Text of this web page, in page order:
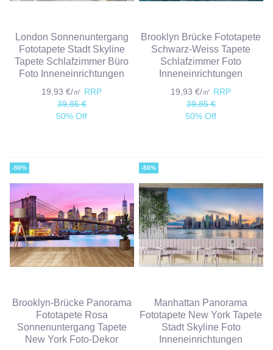
London Sonnenuntergang
Fototapete Stadt Skyline
Tapete Schlafzimmer Büro
Foto Inneneinrichtungen
19,93 €/㎡ RRP
39,85 €
50% Off
Brooklyn Brücke Fototapete
Schwarz-Weiss Tapete
Schlafzimmer Foto
Inneneinrichtungen
19,93 €/㎡ RRP
39,85 €
50% Off
-50%
Brooklyn-Brücke Panorama
Fototapete Rosa
Sonnenuntergang Tapete
New York Foto-Dekor
-50%
Manhattan Panorama
Fototapete New York Tapete
Stadt Skyline Foto
Inneneinrichtungen